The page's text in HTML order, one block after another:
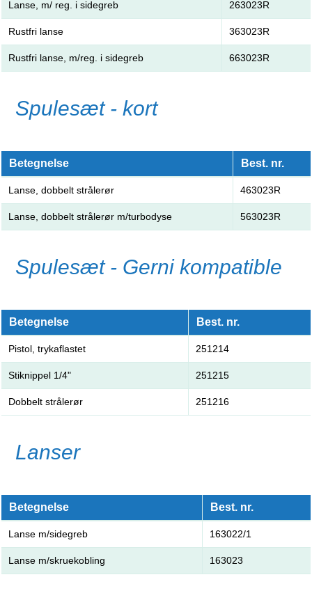
Lanse, m/ reg. i sidegreb 263023R
Rustfri lanse 363023R
Rustfri lanse, m/reg. i sidegreb 663023R
Spulesæt - kort
Betegnelse Best. nr.
Lanse, dobbelt strålerør 463023R
Lanse, dobbelt strålerør m/turbodyse 563023R
Spulesæt - Gerni kompatible
Betegnelse Best. nr.
Pistol, trykaflastet 251214
Stiknippel 1/4" 251215
Dobbelt strålerør 251216
Lanser
Betegnelse Best. nr.
Lanse m/sidegreb 163022/1
Lanse m/skruekobling 163023